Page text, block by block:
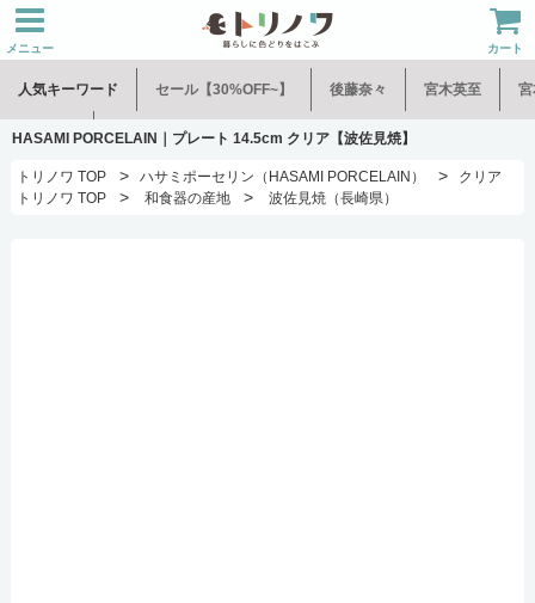
メニュー カート
人気キーワード セール【30%OFF~】 後藤奈々 宮木英至 宮
水谷和音 児玉修治
HASAMI PORCELAIN｜プレート 14.5cm クリア【波佐見焼】
トリノワ TOP > ハサミポーセリン（HASAMI PORCELAIN） >
クリア
トリノワ TOP
> 和食器の産地 > 波佐見焼（長崎県）